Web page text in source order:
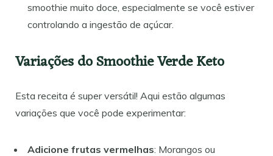
smoothie muito doce, especialmente se você estiver
controlando a ingestão de açúcar.
Variações do Smoothie Verde Keto
Esta receita é super versátil! Aqui estão algumas
variações que você pode experimentar:
Adicione frutas vermelhas: Morangos ou